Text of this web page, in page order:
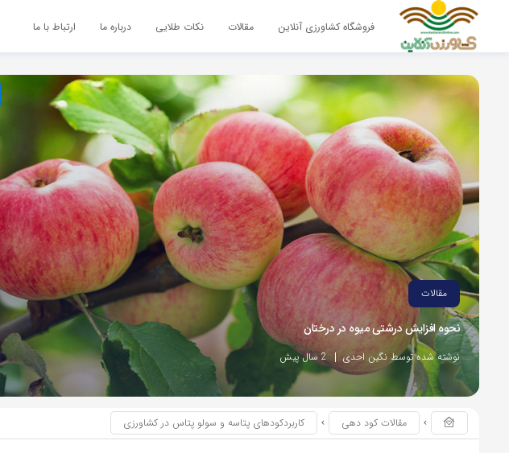
فروشگاه کشاورزی آنلاین مقالات نکات طلایی درباره ما ارتباط با ما
مقالات
نحوه افزایش درشتی میوه در درختان
نوشته شده توسط نگین احدی 2 سال پیش
مقالات کود دهی کاربردکودهای پتاسه و سولو پتاس در کشاورزی